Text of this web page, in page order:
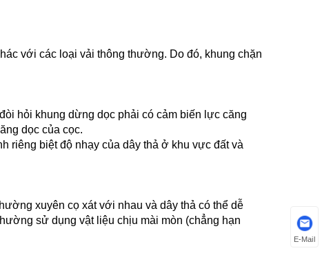
với các loại vải thông thường. Do đó, khung chặn
hỏi khung dừng dọc phải có cảm biến lực căng
dọc của cọc.
riêng biệt độ nhạy của dây thả ở khu vực đất và
xuyên cọ xát với nhau và dây thả có thể dễ
sử dụng vật liệu chịu mài mòn (chẳng hạn
E-Mail